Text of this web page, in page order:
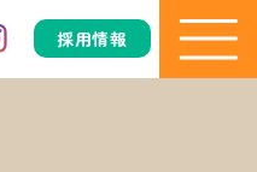
採用情報